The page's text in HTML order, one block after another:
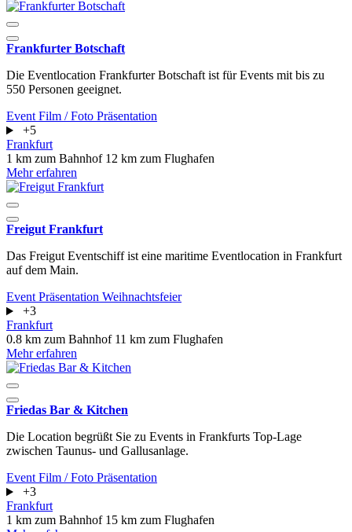
Frankfurter Botschaft
Die Eventlocation Frankfurter Botschaft ist für Events mit bis zu
550 Personen geeignet.
Event Film / Foto Präsentation
+5
Frankfurt
1 km zum Bahnhof 12 km zum Flughafen
Mehr erfahren
Freigut Frankfurt
Das Freigut Eventschiff ist eine maritime Eventlocation in Frankfurt
auf dem Main.
Event Präsentation Weihnachtsfeier
+3
Frankfurt
0.8 km zum Bahnhof 11 km zum Flughafen
Mehr erfahren
Friedas Bar & Kitchen
Die Location begrüßt Sie zu Events in Frankfurts Top-Lage
zwischen Taunus- und Gallusanlage.
Event Film / Foto Präsentation
+3
Frankfurt
1 km zum Bahnhof 15 km zum Flughafen